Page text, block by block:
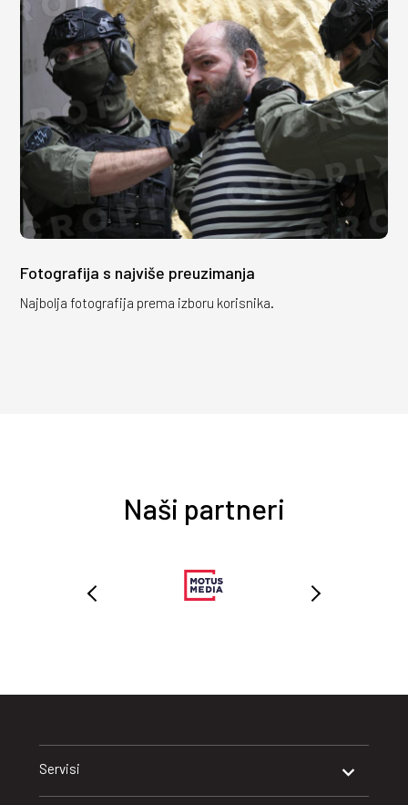
Fotografija s najviše preuzimanja
Najbolja fotografija prema izboru korisnika.
Naši partneri
Servisi